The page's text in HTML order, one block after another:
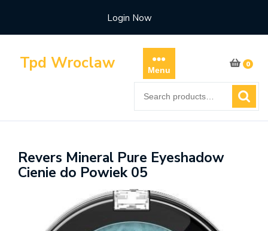
content
Login Now
Tpd Wroclaw Menu
0
for:
Revers Mineral Pure Eyeshadow
Cienie do Powiek 05